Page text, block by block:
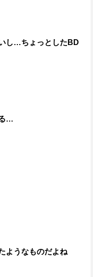
し…ちょっとしたBD
…
ようなものだよね